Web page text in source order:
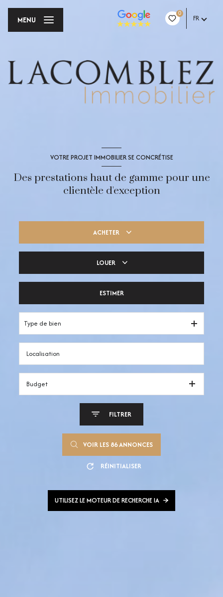
0
FR
MENU
VOTRE PROJET IMMOBILIER SE CONCRÉTISE
Des prestations haut de gamme pour une
clientèle d'exception
ACHETER
LOUER
ESTIMER
Type de bien
Budget
FILTRER
VOIR LES 86ANNONCES
RÉINITIALISER
UTILISEZ LE MOTEUR DE RECHERCHE IA